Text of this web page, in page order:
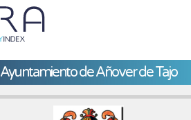
Ayuntamiento de Añover de Tajo